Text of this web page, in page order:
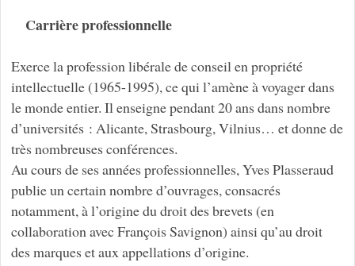
Carrière professionnelle
Exerce la profession libérale de conseil en propriété
intellectuelle (1965-1995), ce qui l’amène à voyager dans
le monde entier. Il enseigne pendant 20 ans dans nombre
d’universités : Alicante, Strasbourg, Vilnius… et donne de
très nombreuses conférences.
Au cours de ses années professionnelles, Yves Plasseraud
publie un certain nombre d’ouvrages, consacrés
notamment, à l’origine du droit des brevets (en
collaboration avec François Savignon) ainsi qu’au droit
des marques et aux appellations d’origine.